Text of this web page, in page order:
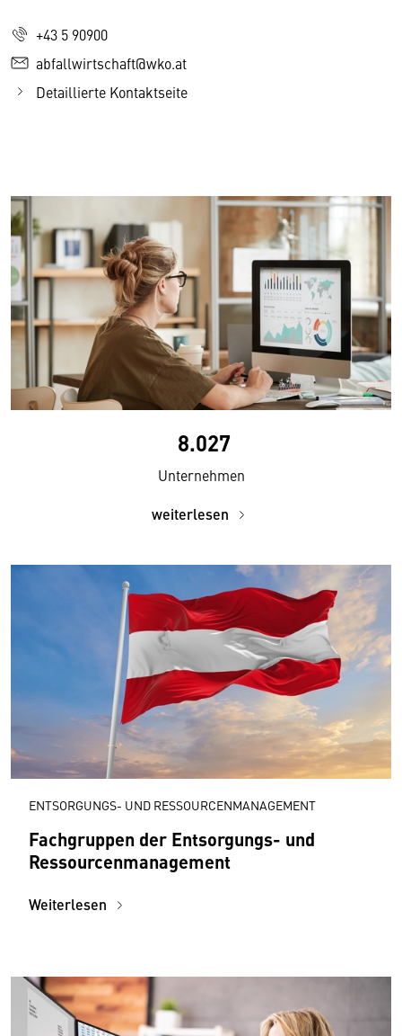
+43 5 90900
abfallwirtschaft@wko.at
Detaillierte Kontaktseite
8.027
Unternehmen
weiterlesen
ENTSORGUNGS- UND RESSOURCENMANAGEMENT
Fachgruppen der Entsorgungs- und
Ressourcen­management
Weiterlesen